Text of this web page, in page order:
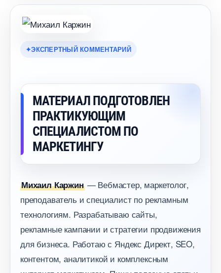
ЭКСПЕРТНЫЙ КОММЕНТАРИЙ
МАТЕРИАЛ ПОДГОТОВЛЕН
ПРАКТИКУЮЩИМ
СПЕЦИАЛИСТОМ ПО
МАРКЕТИНГУ
Михаил Каржин— Вебмастер, маркетолог,
преподаватель и специалист по рекламным
технологиям. Разрабатываю сайты,
рекламные кампании и стратегии продвижения
для бизнеса. Работаю с Яндекс Директ, SEO,
контентом, аналитикой и комплексным